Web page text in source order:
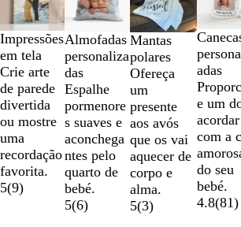
Impressões
em tela
Crie arte
de parede
divertida
ou mostre
uma
recordação
favorita.
5(9)
Almofadas
personaliza
das
Espalhe
pormenore
s suaves e
aconchega
ntes pelo
quarto de
bebé.
5(6)
Mantas
polares
Ofereça
um
presente
aos avós
que os vai
aquecer de
corpo e
alma.
5(3)
adas
e um
acordar
com a
do seu
bebé.
4.8(81)
2
de
5